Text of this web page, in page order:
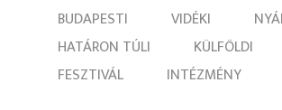
BUDAPESTI VIDÉKI
HATÁRON TÚLI
KÜLFÖLDI
FESZTIVÁL
INTÉZMÉNY